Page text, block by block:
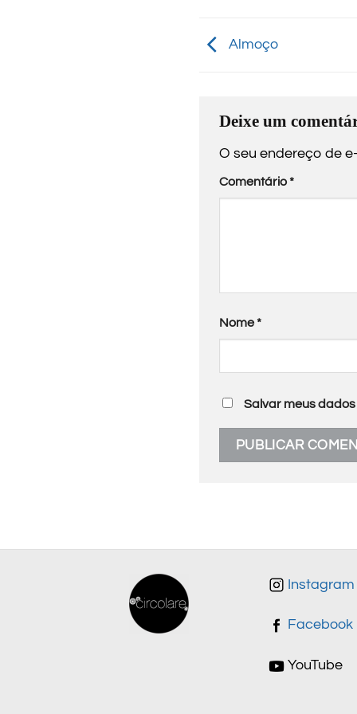
Almoço
Deixe um
O seu endereço de
Comentário*
Nome*
Salvar meus
Instagram
Facebook
YouTube